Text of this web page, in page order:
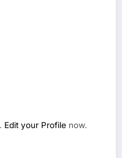
Edit your Profile now.